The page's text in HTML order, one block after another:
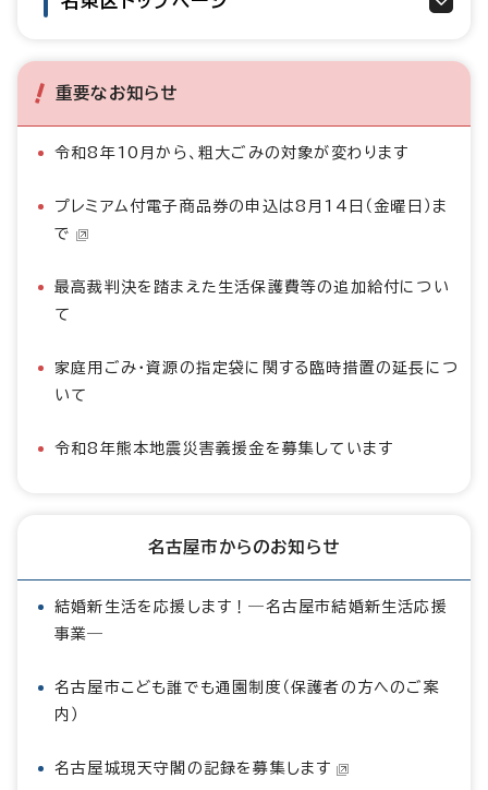
重要なお知らせ
令和8年10月から、粗大ごみの対象が変わります
プレミアム付電子商品券の申込は8月14日（金曜日）ま
で
最高裁判決を踏まえた生活保護費等の追加給付につい
て
家庭用ごみ・資源の指定袋に関する臨時措置の延長につ
いて
令和8年熊本地震災害義援金を募集しています
名古屋市からのお知らせ
結婚新生活を応援します！―名古屋市結婚新生活応援
事業―
名古屋市こども誰でも通園制度（保護者の方へのご案
内）
名古屋城現天守閣の記録を募集します